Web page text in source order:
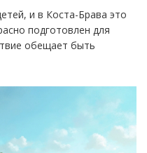
и в Коста-Брава это
подготовлен для
обещает быть